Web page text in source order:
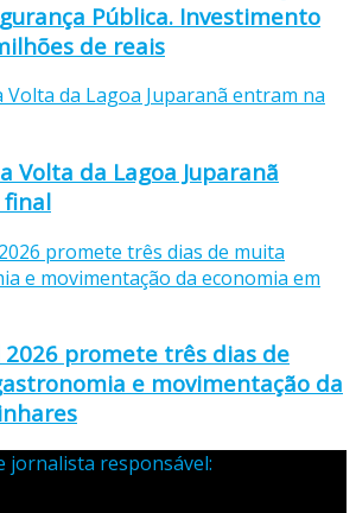
Pública. Investimento
de reais
Volta da Lagoa Juparanã
2026 promete três dias de
e movimentação da
jornalista responsável: